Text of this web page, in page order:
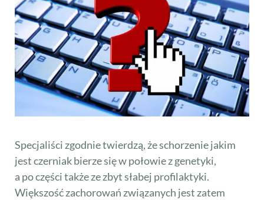
Specjaliści zgodnie twierdzą, że schorzenie jakim
jest czerniak bierze się w połowie z genetyki,
a po części także ze zbyt słabej profilaktyki.
Większość zachorowań związanych jest zatem